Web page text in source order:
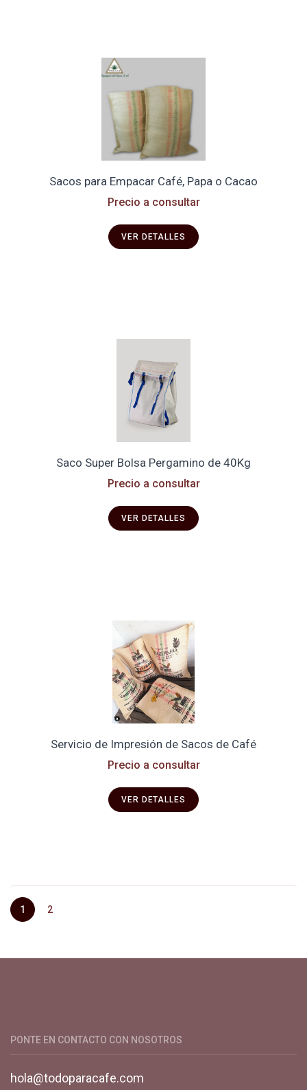
Sacos para Empacar Café, Papa o Cacao
Precio a consultar
VER DETALLES
Saco Super Bolsa Pergamino de 40Kg
Precio a consultar
VER DETALLES
Servicio de Impresión de Sacos de Café
Precio a consultar
VER DETALLES
1 2
PONTE EN CONTACTO CON NOSOTROS
hola@todoparacafe.com